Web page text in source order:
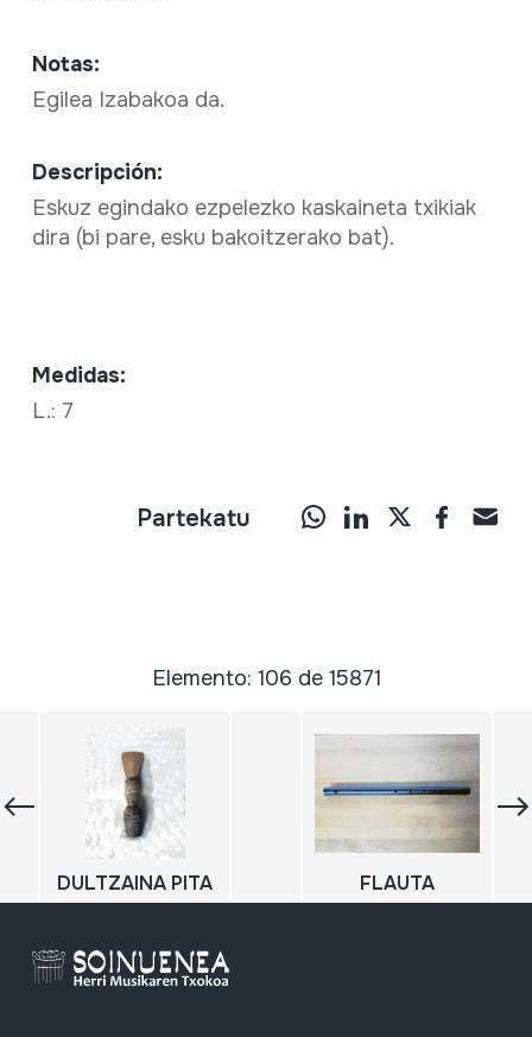
Notas:
Egilea Izabakoa da.
Descripción:
Eskuz egindako ezpelezko kaskaineta txikiak
dira (bi pare, esku bakoitzerako bat).
Medidas:
L.: 7
Partekatu
Elemento: 106 de 15871
DULTZAINA PITA FLAUTA